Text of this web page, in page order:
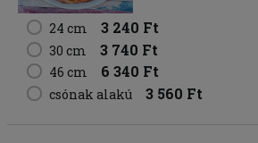
24 cm 3 240 Ft
30 cm 3 740 Ft
46 cm 6 340 Ft
csónak alakú 3 560 Ft